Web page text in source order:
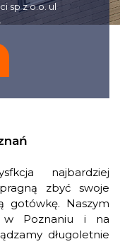
sp z o.o. ul
najbardziej
zbyć swoje
gotówkę. Naszym
w Poznaniu i na
długoletnie